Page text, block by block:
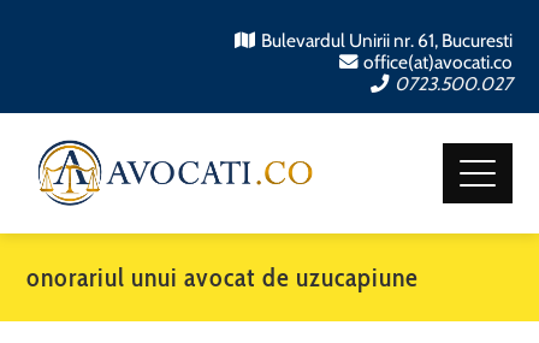
Bulevardul Unirii nr. 61, Bucuresti
office(at)avocati.co
0723.500.027
onorariul unui avocat de uzucapiune